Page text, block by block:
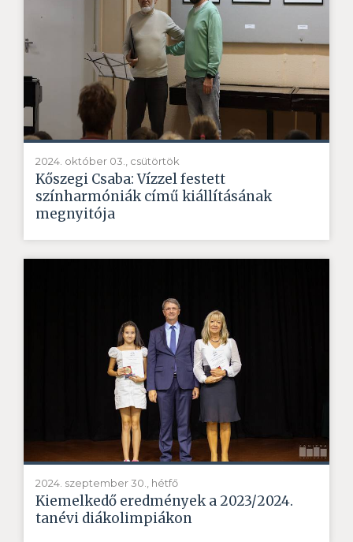
2024. október 03., csütörtök
Kőszegi Csaba: Vízzel festett
színharmóniák című kiállításának
megnyitója
2024. szeptember 30., hétfő
Kiemelkedő eredmények a 2023/2024.
tanévi diákolimpiákon